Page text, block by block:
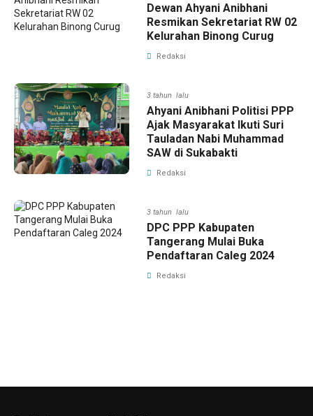
Dewan Ahyani Anibhani
Resmikan Sekretariat RW 02
Kelurahan Binong Curug
Redaksi
3 tahun lalu
Ahyani Anibhani Politisi PPP
Ajak Masyarakat Ikuti Suri
Tauladan Nabi Muhammad
SAW di Sukabakti
Redaksi
3 tahun lalu
DPC PPP Kabupaten
Tangerang Mulai Buka
Pendaftaran Caleg 2024
Redaksi